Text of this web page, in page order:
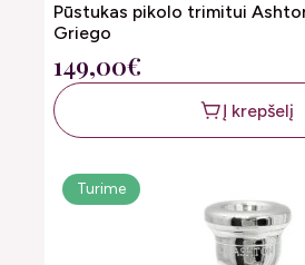
Pūstukas pikolo trimitui
Griego
149,00€
Į krepšelį
Turime